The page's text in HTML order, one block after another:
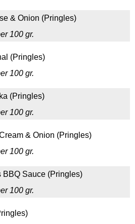
& Onion (Pringles)
100 gr.
(Pringles)
100 gr.
(Pringles)
100 gr.
& Onion (Pringles)
100 gr.
BBQ Sauce (Pringles)
100 gr.